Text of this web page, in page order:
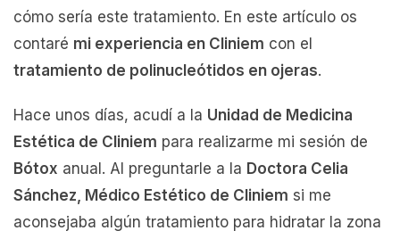
cómo sería este tratamiento. En este artículo os
contaré mi experiencia en Cliniem con el
tratamiento de polinucleótidos en ojeras.
Hace unos días, acudí a la Unidad de Medicina
Estética de Cliniem para realizarme mi sesión de
Bótox anual. Al preguntarle a la Doctora Celia
Sánchez, Médico Estético de Cliniem si me
aconsejaba algún tratamiento para hidratar la zona